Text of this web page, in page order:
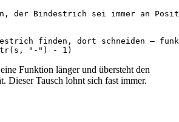
der Bindestrich sei immer an
finden, dort schneiden —
Funktion länger und übersteht den
Dieser Tausch lohnt sich fast immer.